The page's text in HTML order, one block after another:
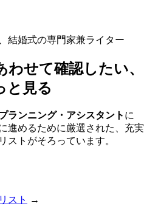
結婚式の専門家兼ライター
せて確認したい、
と見る
ランニング・アシスタント に
進めるために厳選された、充実
ストがそろっています。
スト
→